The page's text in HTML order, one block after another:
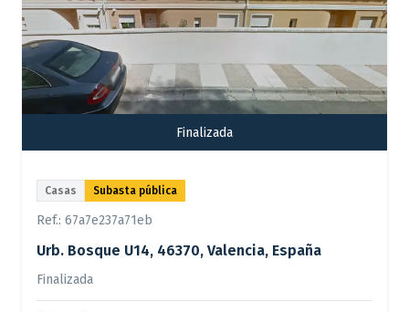
Finalizada
Casas Subasta pública
Ref.: 67a7e237a71eb
Urb. Bosque U14, 46370, Valencia, España
Finalizada